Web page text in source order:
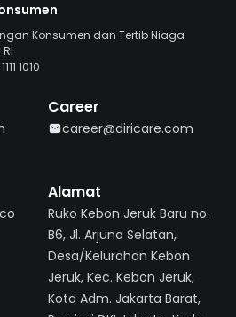
Konsumen dan Tertib Niaga
1010
Career
career@diricare.com
Alamat
Ruko Kebon Jeruk Baru no.
B6, Jl. Arjuna Selatan,
Desa/Kelurahan Kebon
Jeruk, Kec. Kebon Jeruk,
Kota Adm. Jakarta Barat,